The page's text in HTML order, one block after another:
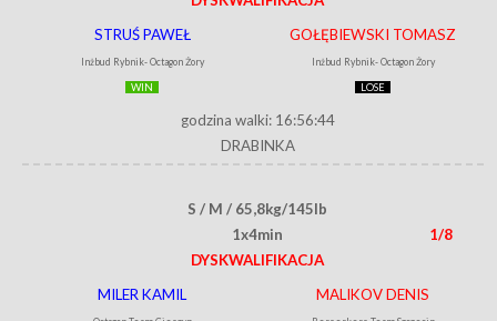
STRUŚ PAWEŁ
Inżbud Rybnik- Octagon Żory
WIN
GOŁĘBIEWSKI TOMASZ
Inżbud Rybnik- Octagon Żory
LOSE
godzina walki: 16:56:44
DRABINKA
S / M / 65,8kg/145lb
1x4min
1/8
DYSKWALIFIKACJA
MILER KAMIL
MALIKOV DENIS